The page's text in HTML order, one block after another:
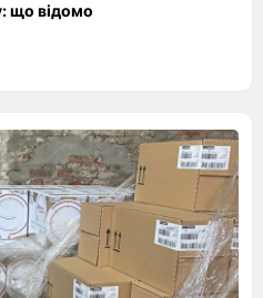
що відомо